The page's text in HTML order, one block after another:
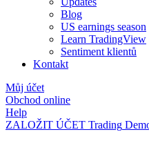
Blog
US earnings season
Learn TradingView
Sentiment klientů
Kontakt
Můj účet
Obchod online
Help
ZALOŽIT ÚČET Trading